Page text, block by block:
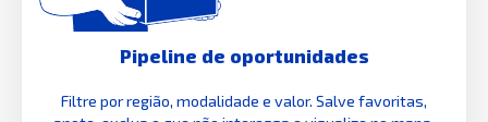
Pipeline de oportunidades
Filtre por região, modalidade e valor. Salve favoritas,